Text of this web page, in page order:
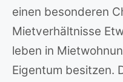
einen besonderen
Mietverhältnisse
leben in
Eigentum besitzen.